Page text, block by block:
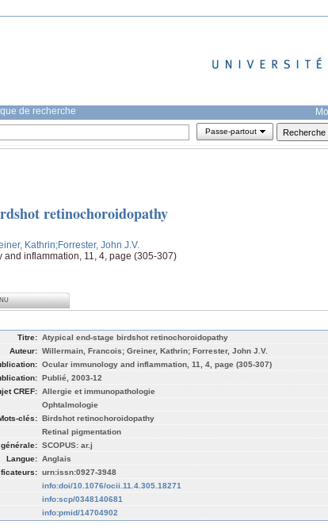
de recherche
Passe-partout
retinochoroidopathy
Kathrin;Forrester, John J.V.
and inflammation, 11, 4, page (305-307)
Titre: Atypical end-stage birdshot retinochoroidopathy
Auteur: Willermain, Francois; Greiner, Kathrin; Forrester, John J.V.
Ocular immunology and inflammation, 11, 4, page (305-307)
Publié, 2003-12
CREF: Allergie et immunopathologie
Ophtalmologie
clés: Birdshot retinochoroidopathy
Retinal pigmentation
générale: SCOPUS: ar.j
Langue: Anglais
urn:issn:0927-3948
info:doi/10.1076/ocii.11.4.305.18271
info:scp/0348140681
info:pmid/14704902